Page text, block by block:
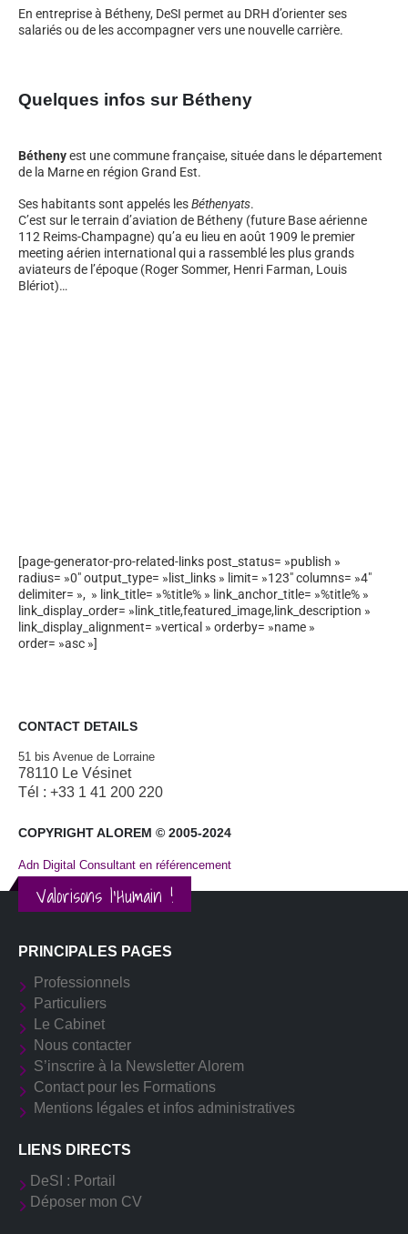
En entreprise à Bétheny, DeSI permet au DRH d’orienter ses
salariés ou de les accompagner vers une nouvelle carrière.
Quelques infos sur Bétheny
Béthenyest une commune française, située dans le département
de la Marne en région Grand Est.
Ses habitants sont appelés lesBéthenyats.
C’est sur le terrain d’aviation de Bétheny (future Base aérienne
112 Reims-Champagne) qu’a eu lieu en août 1909 le premier
meeting aérien international qui a rassemblé les plus grands
aviateurs de l’époque (Roger Sommer, Henri Farman, Louis
Blériot)…
[page-generator-pro-related-links post_status= »publish »
radius= »0″ output_type= »list_links » limit= »123″ columns= »4″
delimiter= », » link_title= »%title% » link_anchor_title= »%title% »
link_display_order= »link_title,featured_image,link_description »
link_display_alignment= »vertical » orderby= »name »
order= »asc »]
CONTACT DETAILS
51 bis Avenue de Lorraine
78110 Le Vésinet
Tél : +33 1 41 200 220
COPYRIGHT ALOREM © 2005-2024
Adn Digital Consultant en référencement
Valorisons l'Humain !
PRINCIPALES PAGES
Professionnels
Particuliers
Le Cabinet
Nous contacter
S’inscrire à la Newsletter Alorem
Contact pour les Formations
Mentions légales et infos administratives
LIENS DIRECTS
DeSI : Portail
Déposer mon CV